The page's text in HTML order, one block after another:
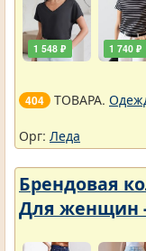
1 548 ₽ 1 740 ₽
404 ТОВАРА.
Орг: Леда
Брендовая
Для женщин